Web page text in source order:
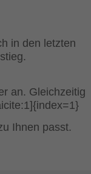
in den letzten
an. Gleichzeitig
Ihnen passt.